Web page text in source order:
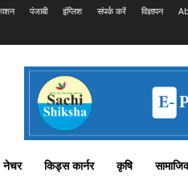
पंजाबी इंग्लिश संपर्क करें विज्ञापन
नेचर किड्स कार्नर कृषि